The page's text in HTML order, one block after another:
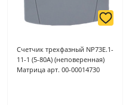
Счетчик трехфазный NP73E.1-
11-1 (5-80A) (неповеренная)
Матрица арт. 00-00014730